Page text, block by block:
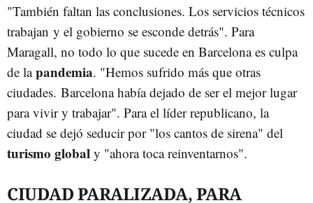
"También faltan las conclusiones. Los servicios técnicos
trabajan y el gobierno se esconde detrás". Para
Maragall, no todo lo que sucede en Barcelona es culpa
de lapandemia. "Hemos sufrido más que otras
ciudades. Barcelona había dejado de ser el mejor lugar
para vivir y trabajar". Para el líder republicano, la
ciudad se dejó seducir por "los cantos de sirena" del
turismo global y "ahora toca reinventarnos".
CIUDAD PARALIZADA, PARA